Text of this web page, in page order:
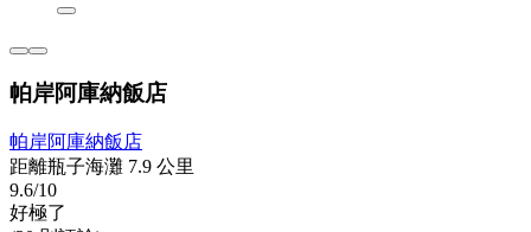
帕岸阿庫納飯店
帕岸阿庫納飯店
距離瓶子海灘 7.9 公里
9.6/10
好極了